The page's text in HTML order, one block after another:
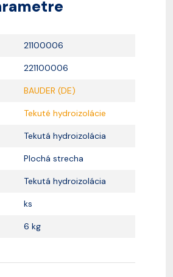
21100006
221100006
BAUDER (DE)
Tekuté hydroizolácie
Tekutá hydroizolácia
Plochá strecha
Tekutá hydroizolácia
ks
6 kg